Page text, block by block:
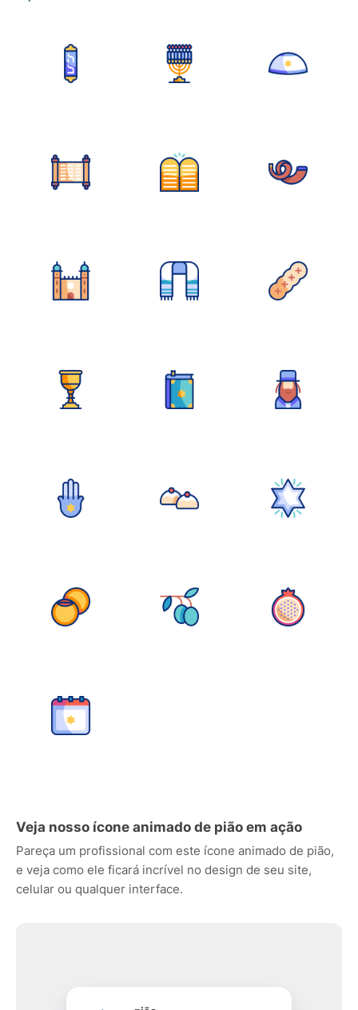
Veja nosso ícone animado de pião em ação
Pareça um profissional com este ícone animado de pião,
e veja como ele ficará incrível no design de seu site,
celular ou qualquer interface.